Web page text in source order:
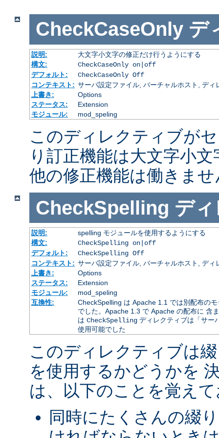
CheckCaseOnly デ
説明:
大文字小文字の修正だけ行うようにする
構文:
CheckCaseOnly on|off
デフォルト:
CheckCaseOnly Off
コンテキスト: サーバ設定ファイル, バーチャルホスト, ディ
上書き:
Options
ステータス:
Extension
モジュール:
mod_speling
このディレクティブが
り訂正機能は大文字小
他の修正機能は働きませ
CheckSpelling デ
説明:
spelling モジュールを使用するようにする
構文:
CheckSpelling on|off
デフォルト:
CheckSpelling Off
コンテキスト: サーバ設定ファイル, バーチャルホスト, ディ
上書き:
Options
ステータス:
Extension
モジュール:
mod_speling
互換性:
CheckSpelling は Apache 1.1 では別配布の
でした。Apache 1.3 で Apache の配布に 含
は CheckSpellingディレクティブは「サー
使用可能でした
このディレクティブは
を使用するかどうかを
は、以下のことを覚え
同時にたくさんの綴